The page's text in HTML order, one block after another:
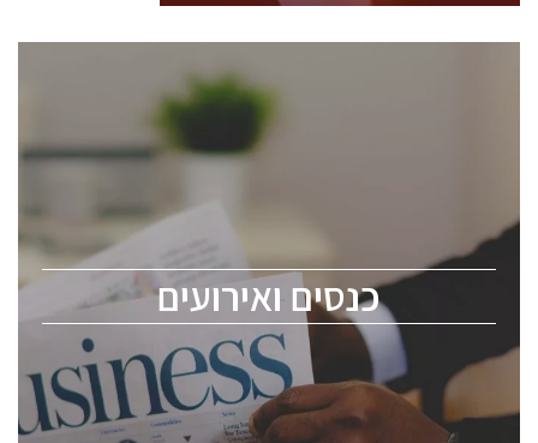
כנסים ואירועים
כנסים ואירועים
לכל העוסקים בתעשיית הסמיקונדקטור כולל מהנדסים,
מומחים מקצועיים ובכירים.
ChipEx2026 will be held on May 12-13, 2026. The
conference is intended for everyone involved in the
semiconductor industry, including engineers,
professional experts, and senior executives.